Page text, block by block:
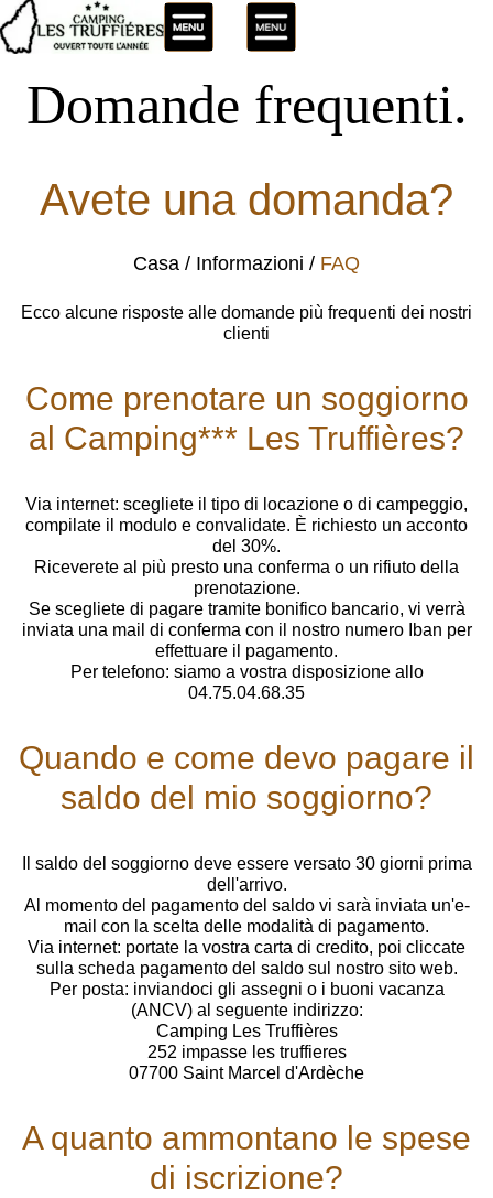
Domande frequenti.
Avete una domanda?
Casa Informazioni FAQ
Ecco alcune risposte alle domande più frequenti dei nostri
clienti
Come prenotare un soggiorno
al Camping*** Les Truffières?
Via internet: scegliete il tipo di locazione o di campeggio,
compilate il modulo e convalidate. È richiesto un acconto
del 30%.
Riceverete al più presto una conferma o un rifiuto della
prenotazione.
Se scegliete di pagare tramite bonifico bancario, vi verrà
inviata una mail di conferma con il nostro numero Iban per
effettuare il pagamento.
Per telefono: siamo a vostra disposizione allo
04.75.04.68.35
Quando e come devo pagare il
saldo del mio soggiorno?
Il saldo del soggiorno deve essere versato 30 giorni prima
dell'arrivo.
Al momento del pagamento del saldo vi sarà inviata un'e-
mail con la scelta delle modalità di pagamento.
Via internet: portate la vostra carta di credito, poi cliccate
sulla scheda pagamento del saldo sul nostro sito web.
Per posta: inviandoci gli assegni o i buoni vacanza
(ANCV) al seguente indirizzo:
Camping Les Truffières
252 impasse les truffieres
07700 Saint Marcel d'Ardèche
A quanto ammontano le spese
di iscrizione?